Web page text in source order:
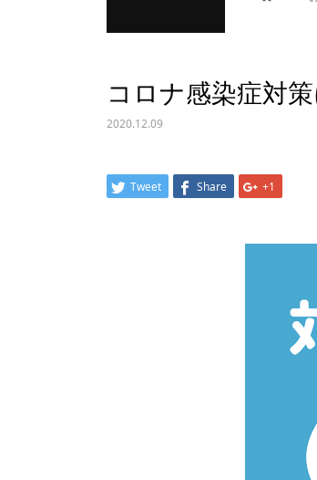
コロナ感染症対
2020.12.09
Tweet Share +1